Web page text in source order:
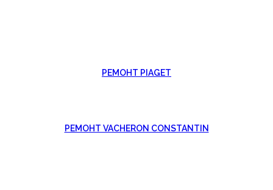
РЕМОНТ PIAGET
РЕМОНТ VACHERON CONSTANTIN